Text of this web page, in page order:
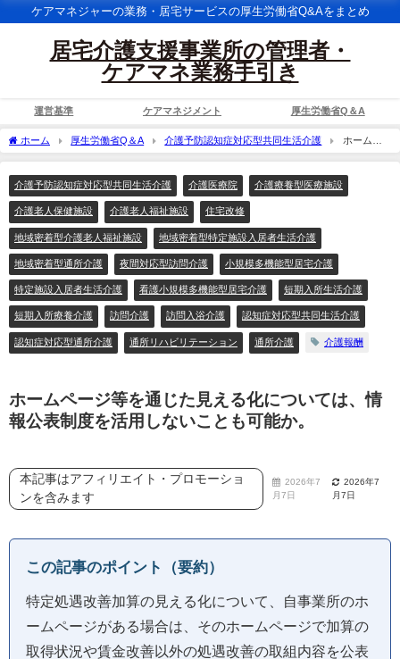
ケアマネジャーの業務・居宅サービスの厚生労働省Q&Aをまとめ
居宅介護支援事業所の管理者・
ケアマネ業務手引き
運営基準 ケアマネジメント 厚生労働省Q＆A
ホーム 厚生労働省Q＆A 介護予防認知症対応型共同生活介護
ホームペ
ージ等を通じた見える化については、情報公表制度を活用しないことも可能か。
介護予防認知症対応型共同生活介護 介護医療院 介護療養型医療施設
介護老人保健施設 介護老人福祉施設 住宅改修
地域密着型介護老人福祉施設 地域密着型特定施設入居者生活介護
地域密着型通所介護 夜間対応型訪問介護 小規模多機能型居宅介護
特定施設入居者生活介護 看護小規模多機能型居宅介護 短期入所生活介護
短期入所療養介護 訪問介護 訪問入浴介護 認知症対応型共同生活介護
認知症対応型通所介護 通所リハビリテーション 通所介護 介護報酬
ホームページ等を通じた見える化については、情
報公表制度を活用しないことも可能か。
本記事はアフィリエイト・プロモーショ
ンを含みます
2026年7
月7日
2026年7
月7日
この記事のポイント（要約）
特定処遇改善加算の見える化について、自事業所のホ
ームページがある場合は、そのホームページで加算の
取得状況や賃金改善以外の処遇改善の取組内容を公表